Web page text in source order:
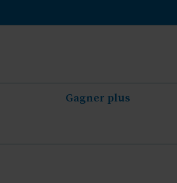
au
Gagner plus